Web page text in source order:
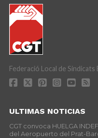
Federació Local de Sindicats
ULTIMAS NOTICIAS
CGT convoca HUELGA
del Aeropuerto del Prat-